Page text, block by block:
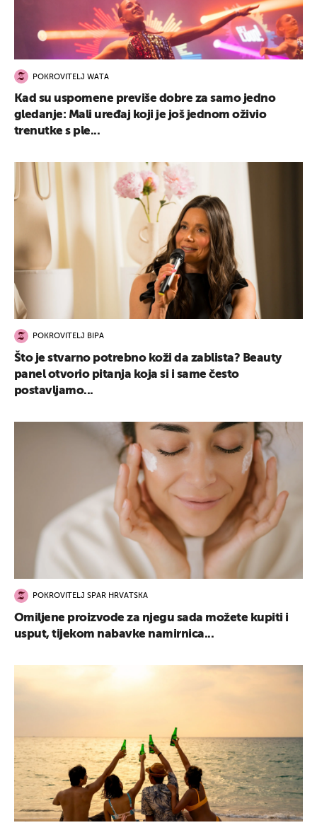
POKROVITELJ WATA
Kad su uspomene previše dobre za samo jedno
gledanje: Mali uređaj koji je još jednom oživio
trenutke s ple...
POKROVITELJ BIPA
Što je stvarno potrebno koži da zablista? Beauty
panel otvorio pitanja koja si i same često
postavljamo...
POKROVITELJ SPAR HRVATSKA
Omiljene proizvode za njegu sada možete kupiti i
usput, tijekom nabavke namirnica...